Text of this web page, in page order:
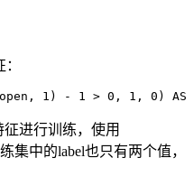
进行训练，使用
集中的label也只有两个值，